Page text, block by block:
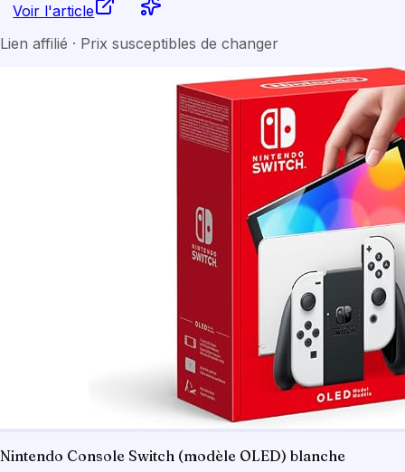
Voir l'article
Lien affilié · Prix susceptibles de changer
Nintendo Console Switch (modèle OLED) blanche